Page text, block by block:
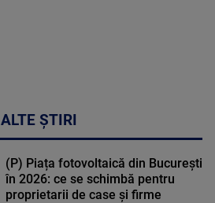
ALTE ȘTIRI
(P) Piața fotovoltaică din București
în 2026: ce se schimbă pentru
proprietarii de case și firme